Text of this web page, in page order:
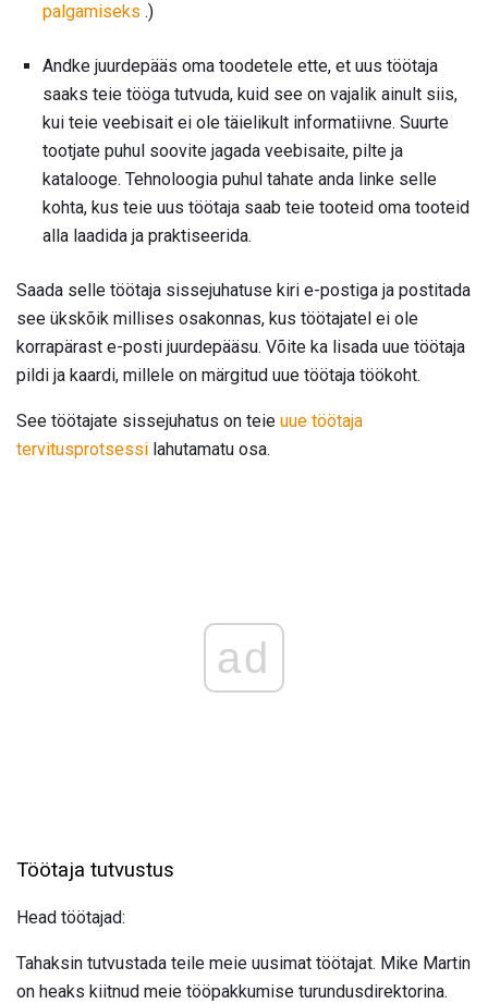
palgamiseks .)
Andke juurdepääs oma toodetele ette, et uus töötaja
saaks teie tööga tutvuda, kuid see on vajalik ainult siis,
kui teie veebisait ei ole täielikult informatiivne. Suurte
tootjate puhul soovite jagada veebisaite, pilte ja
katalooge. Tehnoloogia puhul tahate anda linke selle
kohta, kus teie uus töötaja saab teie tooteid oma tooteid
alla laadida ja praktiseerida.
Saada selle töötaja sissejuhatuse kiri e-postiga ja postitada
see ükskõik millises osakonnas, kus töötajatel ei ole
korrapärast e-posti juurdepääsu. Võite ka lisada uue töötaja
pildi ja kaardi, millele on märgitud uue töötaja töökoht.
See töötajate sissejuhatus on teie uue töötaja
tervitusprotsessi lahutamatu osa.
ad
Töötaja tutvustus
Head töötajad:
Tahaksin tutvustada teile meie uusimat töötajat. Mike Martin
on heaks kiitnud meie tööpakkumise turundusdirektorina.